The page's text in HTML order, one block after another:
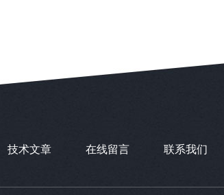
技术文章 在线留言 联系我们